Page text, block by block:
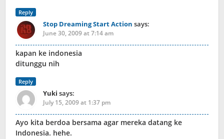
Reply
Stop Dreaming Start Action says:
June 30, 2009 at 7:14 am
kapan ke indonesia
ditunggu nih
Reply
Yuki says:
July 15, 2009 at 1:37 pm
Ayo kita berdoa bersama agar mereka datang ke
Indonesia. hehe.